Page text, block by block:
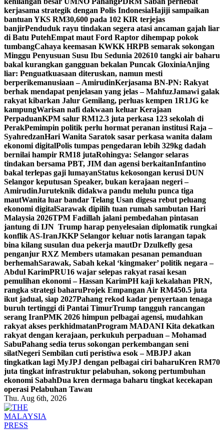
kerjasama strategik dengan Polis IndonesiaHajiji sampaikan
bantuan YKS RM30,600 pada 102 KIR terjejas
banjirPenduduk rayu tindakan segera atasi ancaman gajah liar
di Batu PutehEmpat maut Ford Raptor dihempap pokok
tumbangCahaya keemasan KWKK HRPB semarak sokongan
Minggu Penyusuan Susu Ibu Sedunia 202610 tangki air baharu
bakal kurangkan gangguan bekalan Puncak GloxiniaAnjing
liar: Penguatkuasaan diteruskan, namun mesti
berperikemanusiaan – AmirudinKerjasama BN-PN: Rakyat
berhak mendapat penjelasan yang jelas – MahfuzJamawi galak
rakyat kibarkan Jalur Gemilang, perluas kempen 1R1JG ke
kampungWarisan nafi dakwaan keluar Kerajaan
PerpaduanKPM salur RM12.3 juta perkasa 123 sekolah di
PerakPemimpin politik perlu hormat peranan institusi Raja –
SyahredzanHari Wanita Saratok sasar perkasa wanita dalam
ekonomi digitalPolis tumpas pengedaran lebih 329kg dadah
bernilai hampir RM18 jutaRohingya: Selangor selaras
tindakan bersama PBT, JIM dan agensi berkaitanInfantino
bakal terlepas gaji lumayanStatus kekosongan kerusi DUN
Selangor keputusan Speaker, bukan kerajaan negeri –
AmirudinJuruteknik didakwa pandu melulu punca tiga
mautWanita luar bandar Telang Usan digesa rebut peluang
ekonomi digitalSarawak dipilih tuan rumah sambutan Hari
Malaysia 2026TPM Fadillah jalani pembedahan pintasan
jantung di IJN Trump harap penyelesaian diplomatik rungkai
konflik AS-IranJKKP Selangor keluar notis larangan tapak
bina kilang susulan dua pekerja mautDr Dzulkefly gesa
penganjur RXZ Members utamakan pesanan pemanduan
berhemahSarawak, Sabah kekal ‘kingmaker’ politik negara –
Abdul KarimPRU16 wajar selepas rakyat rasai kesan
pemulihan ekonomi – Hassan KarimPH kaji kekalahan PRN,
rangka strategi baharuProjek Empangan Air RM450.5 juta
ikut jadual, siap 2027Pahang rekod kadar penyertaan tenaga
buruh tertinggi di Pantai TimurTrump tangguh rancangan
serang IranPMK 2026 himpun pelbagai agensi, mudahkan
rakyat akses perkhidmatanProgram MADANI Kita dekatkan
rakyat dengan kerajaan, perkukuh perpaduan – Mohamad
SabuPahang sedia terus sokongan perkembangan seni
silatNegeri Sembilan cuti peristiwa esok – MBJPJ akan
tingkatkan lagi MyJPJ dengan pelbagai ciri baharuKren RM70
juta tingkat infrastruktur pelabuhan, sokong pertumbuhan
ekonomi SabahDua kren dermaga baharu tingkat kecekapan
operasi Pelabuhan Tawau
Thu. Aug 6th, 2026